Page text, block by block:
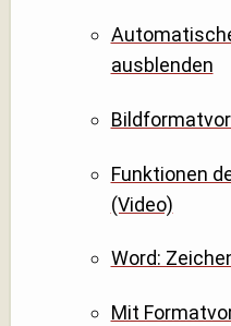
ausblenden
Funktionen
(Video)
Word:
Mit